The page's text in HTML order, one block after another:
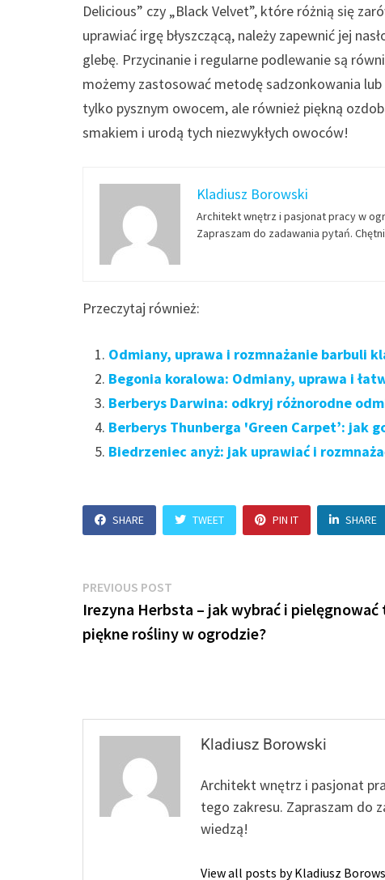
Delicious” czy „Black Velvet”, które różnią się
uprawiać irgę błyszczącą, należy zapewnić jej
glebę. Przycinanie i regularne podlewanie są
możemy zastosować metodę sadzonkowania
tylko pysznym owocem, ale również piękną
smakiem i urodą tych niezwykłych owoców!
Kladiusz Borowski
Architekt wnętrz i pasjonat pracy w
Zapraszam do zadawania pytań.
Przeczytaj również:
Odmiany, uprawa i rozmnażanie barbuli
Begonia koralowa: Odmiany, uprawa i
Berberys Darwina: odkryj różnorodne
Berberys Thunberga 'Green Carpet’: jak
Biedrzeniec anyż: jak uprawiać i
SHARE TWEET PIN IT SHARE
Nawigacja
wpisu
PREVIOUS POST
post:
Irezyna Herbsta – jak wybrać i pielęgnować
piękne rośliny w ogrodzie?
Kladiusz Borowski
Architekt wnętrz i pasjonat
tego zakresu. Zapraszam do
wiedzą!
View all posts by Kladiusz